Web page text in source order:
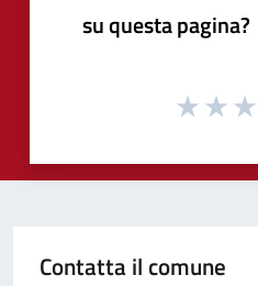
su questa pagina?
Contatta il comune